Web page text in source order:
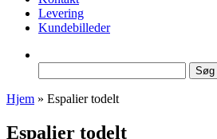
Levering
Kundebilleder
efter:
Hjem » Espalier todelt
Espalier todelt